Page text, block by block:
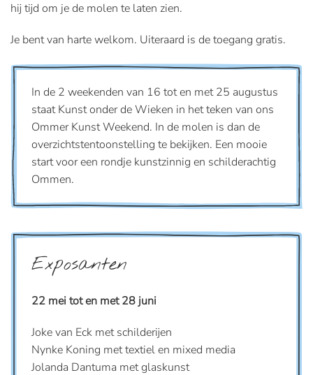
hij tijd om je de molen te laten zien.
Je bent van harte welkom. Uiteraard is de toegang gratis.
In de 2 weekenden van 16 tot en met 25 augustus
staat Kunst onder de Wieken in het teken van ons
Ommer Kunst Weekend. In de molen is dan de
overzichtstentoonstelling te bekijken. Een mooie
start voor een rondje kunstzinnig en schilderachtig
Ommen.
Exposanten
22 mei tot en met 28 juni
Joke van Eck met schilderijen
Nynke Koning met textiel en mixed media
Jolanda Dantuma met glaskunst